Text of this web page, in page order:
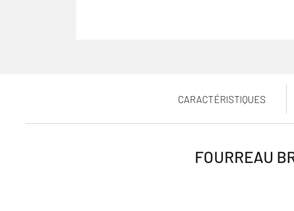
CARACTÉRISTIQUES
FOURREAU